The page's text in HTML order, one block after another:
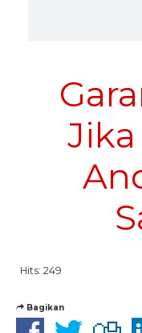
Hits: 249
Bagikan